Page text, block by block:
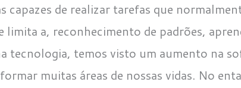
capazes de realizar tarefas que
limita a, reconhecimento de padrões,
tecnologia, temos visto um aumento na
muitas áreas de nossas vidas. No